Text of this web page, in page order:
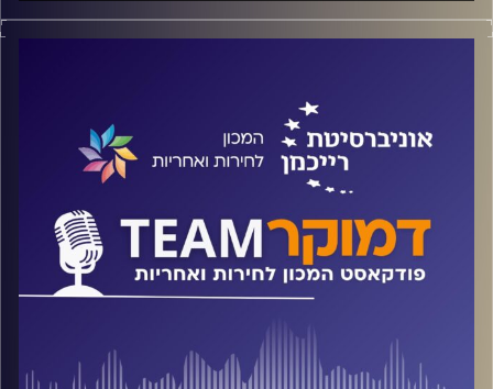
פודקאסט המכון לחירות ואחריות באוניברסיטת רייכמן
על נסיגת הדמוקרטיה בארץ ובעולם, על אופי הייצוג
עם פרופ' אסנת עקירב
המכון לחירות ואחריות